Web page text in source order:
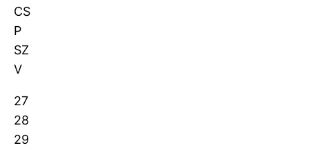
CS
P
SZ
V
27
28
29